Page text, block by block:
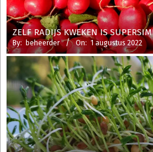
ZELF RADIJS KWEKEN IS
By: beheerder On: 1 augustus 2022